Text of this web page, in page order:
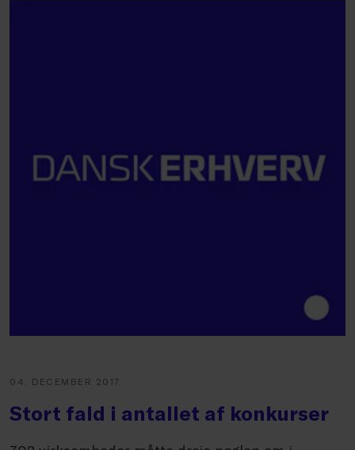
04. DECEMBER 2017
Stort fald i antallet af konkurser